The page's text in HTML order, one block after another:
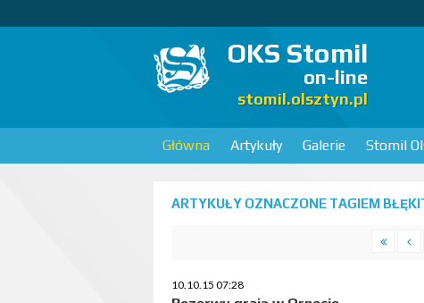
OKS Stomil
on-line
stomil.olsztyn.pl
Główna Artykuły Galerie Stomil
ARTYKUŁY OZNACZONE TAGIEM
10.10.15 07:28